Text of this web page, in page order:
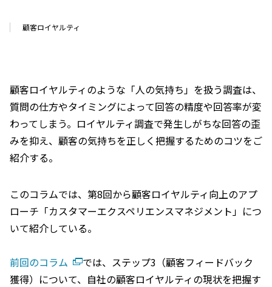
顧客ロイヤルティ
顧客ロイヤルティのような「人の気持ち」を扱う調査は、
質問の仕方やタイミングによって回答の精度や回答率が変
わってしまう。ロイヤルティ調査で発生しがちな回答の歪
みを抑え、顧客の気持ちを正しく把握するためのコツをご
紹介する。
このコラムでは、第8回から顧客ロイヤルティ向上のアプ
ローチ「カスタマーエクスペリエンスマネジメント」につ
いて紹介している。
前回のコラム
では、ステップ3（顧客フィードバック
獲得）について、自社の顧客ロイヤルティの現状を把握す